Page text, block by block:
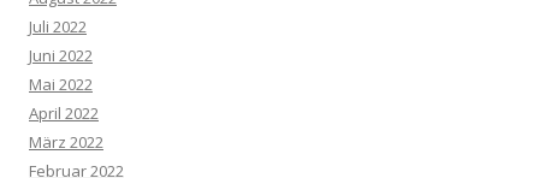
Juli 2022
Juni 2022
Mai 2022
April 2022
März 2022
Februar 2022